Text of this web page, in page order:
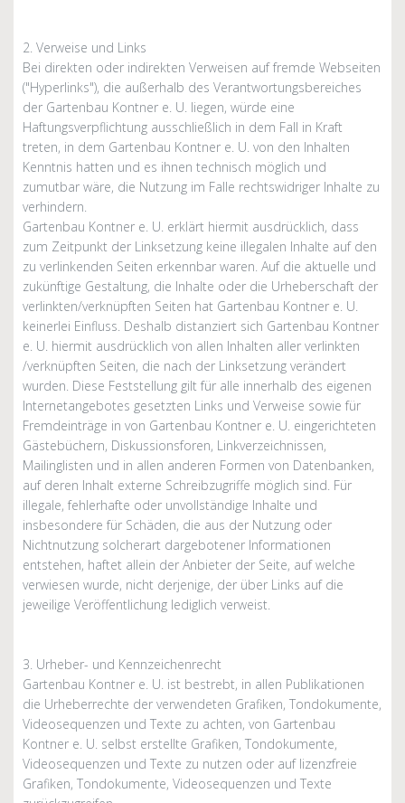
2. Verweise und Links
Bei direkten oder indirekten Verweisen auf fremde Webseiten
("Hyperlinks"), die außerhalb des Verantwortungsbereiches
der Gartenbau Kontner e. U. liegen, würde eine
Haftungsverpflichtung ausschließlich in dem Fall in Kraft
treten, in dem Gartenbau Kontner e. U. von den Inhalten
Kenntnis hatten und es ihnen technisch möglich und
zumutbar wäre, die Nutzung im Falle rechtswidriger Inhalte zu
verhindern.
Gartenbau Kontner e. U. erklärt hiermit ausdrücklich, dass
zum Zeitpunkt der Linksetzung keine illegalen Inhalte auf den
zu verlinkenden Seiten erkennbar waren. Auf die aktuelle und
zukünftige Gestaltung, die Inhalte oder die Urheberschaft der
verlinkten/verknüpften Seiten hat Gartenbau Kontner e. U.
keinerlei Einfluss. Deshalb distanziert sich Gartenbau Kontner
e. U. hiermit ausdrücklich von allen Inhalten aller verlinkten
/verknüpften Seiten, die nach der Linksetzung verändert
wurden. Diese Feststellung gilt für alle innerhalb des eigenen
Internetangebotes gesetzten Links und Verweise sowie für
Fremdeinträge in von Gartenbau Kontner e. U. eingerichteten
Gästebüchern, Diskussionsforen, Linkverzeichnissen,
Mailinglisten und in allen anderen Formen von Datenbanken,
auf deren Inhalt externe Schreibzugriffe möglich sind. Für
illegale, fehlerhafte oder unvollständige Inhalte und
insbesondere für Schäden, die aus der Nutzung oder
Nichtnutzung solcherart dargebotener Informationen
entstehen, haftet allein der Anbieter der Seite, auf welche
verwiesen wurde, nicht derjenige, der über Links auf die
jeweilige Veröffentlichung lediglich verweist.
3. Urheber- und Kennzeichenrecht
Gartenbau Kontner e. U. ist bestrebt, in allen Publikationen
die Urheberrechte der verwendeten Grafiken, Tondokumente,
Videosequenzen und Texte zu achten, von Gartenbau
Kontner e. U. selbst erstellte Grafiken, Tondokumente,
Videosequenzen und Texte zu nutzen oder auf lizenzfreie
Grafiken, Tondokumente, Videosequenzen und Texte